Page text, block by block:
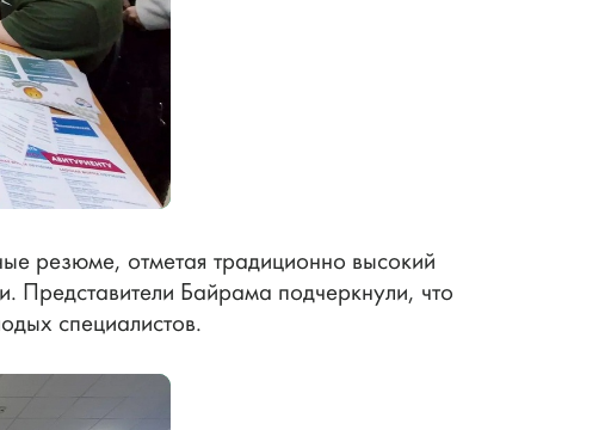
резюме, отметая традиционно высокий
Представители Байрама подчеркнули, что
специалистов.